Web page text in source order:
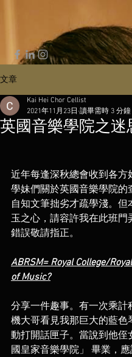
文章
英國音樂學院之迷
Kai Hei Chor Cellist
2021年11月23日 讀畢需時 3 分鐘
近年每逢深秋總會收到各方
學妹們關於英國音樂學院的
自知文筆拙劣才疏學淺。但
玉之心，請容許我在此班門
錯誤敬請指正。
ABRSM= Royal College/
of Music?
分享一件趣事。有一次乘計
機大哥看見我那巨大的藍色
動打開話匣子。當說到他侄
國皇家音樂學院」 畢業，